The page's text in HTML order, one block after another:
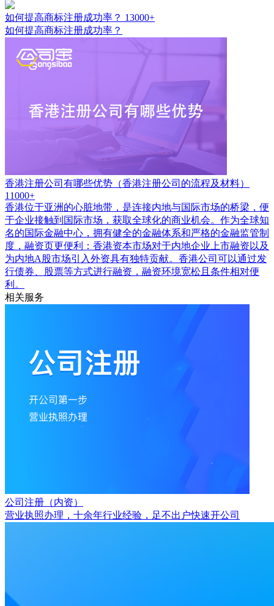
如何提高商标注册成功率？ 13000+
如何提高商标注册成功率？
香港注册公司有哪些优势（香港注册公司的流程及材料）
11000+
香港位于亚洲的心脏地带，是连接内地与国际市场的桥梁，便
于企业接触到国际市场，获取全球化的商业机会。作为全球知
名的国际金融中心，拥有健全的金融体系和严格的金融监管制
度，融资页更便利：香港资本市场对于内地企业上市融资以及
为内地A股市场引入外资具有独特贡献。香港公司可以通过发
行债券、股票等方式进行融资，融资环境宽松且条件相对便
利。
相关服务
公司注册（内资）
营业执照办理，十余年行业经验，足不出户快速开公司